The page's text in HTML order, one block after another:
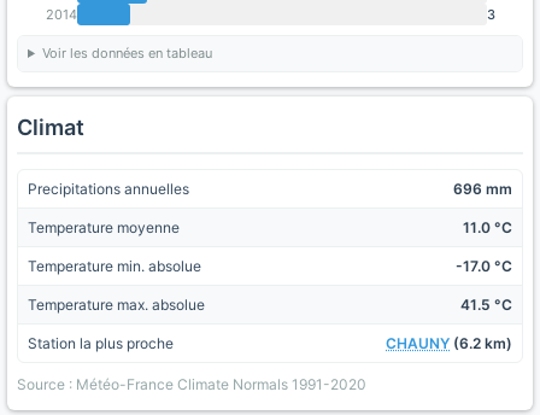
2014
3
Voir les données en tableau
Climat
Precipitations annuelles 696 mm
Temperature moyenne 11.0 °C
Temperature min. absolue -17.0 °C
Temperature max. absolue 41.5 °C
Station la plus proche CHAUNY (6.2 km)
Source : Météo-France Climate Normals 1991-2020